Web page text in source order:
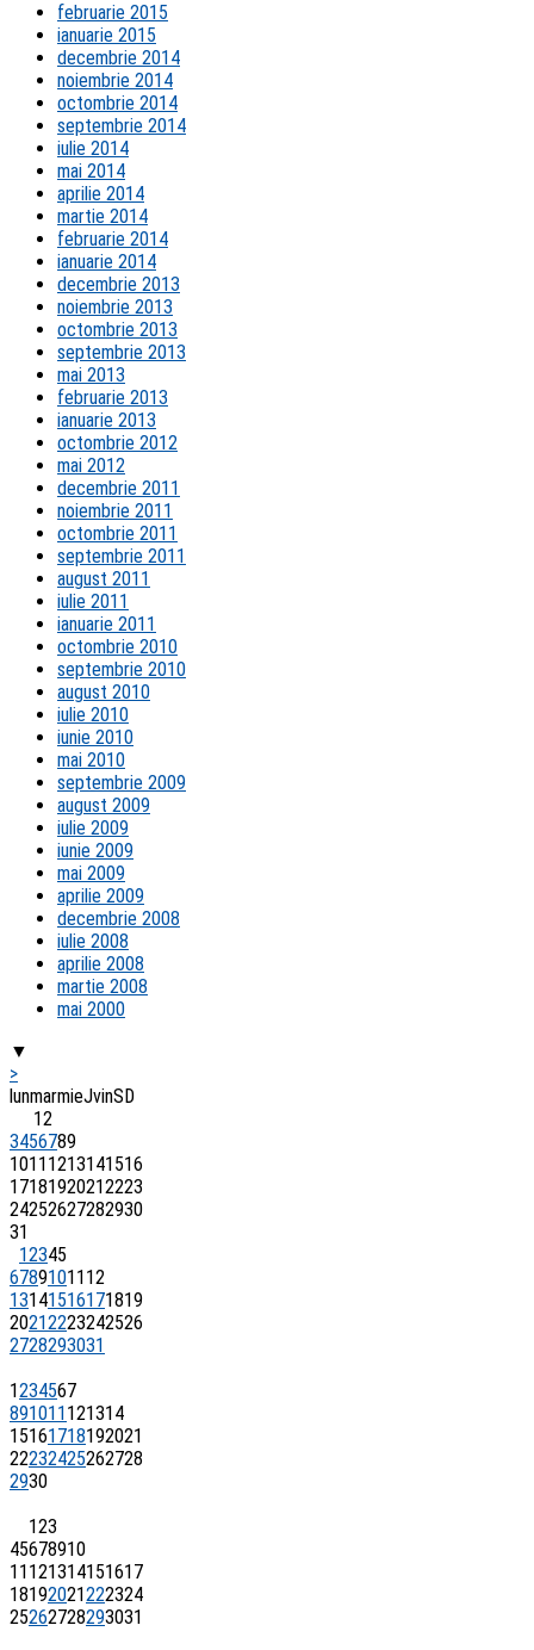
februarie 2015
ianuarie 2015
decembrie 2014
noiembrie 2014
octombrie 2014
septembrie 2014
iulie 2014
mai 2014
aprilie 2014
martie 2014
februarie 2014
ianuarie 2014
decembrie 2013
noiembrie 2013
octombrie 2013
septembrie 2013
mai 2013
februarie 2013
ianuarie 2013
octombrie 2012
mai 2012
decembrie 2011
noiembrie 2011
octombrie 2011
septembrie 2011
august 2011
iulie 2011
ianuarie 2011
octombrie 2010
septembrie 2010
august 2010
iulie 2010
iunie 2010
mai 2010
septembrie 2009
august 2009
iulie 2009
iunie 2009
mai 2009
aprilie 2009
decembrie 2008
iulie 2008
aprilie 2008
martie 2008
mai 2000
▼
>
lunmarmieJvinS D
12
3456789
1011 1213141516
17181920212223
24252627282930
31
12345
67891011 12
13141516171819
20212223242526
2728293031
1234567
891011 121314
15161718192021
22232425262728
2930
123
45678910
11 121314151617
18192021222324
25262728293031